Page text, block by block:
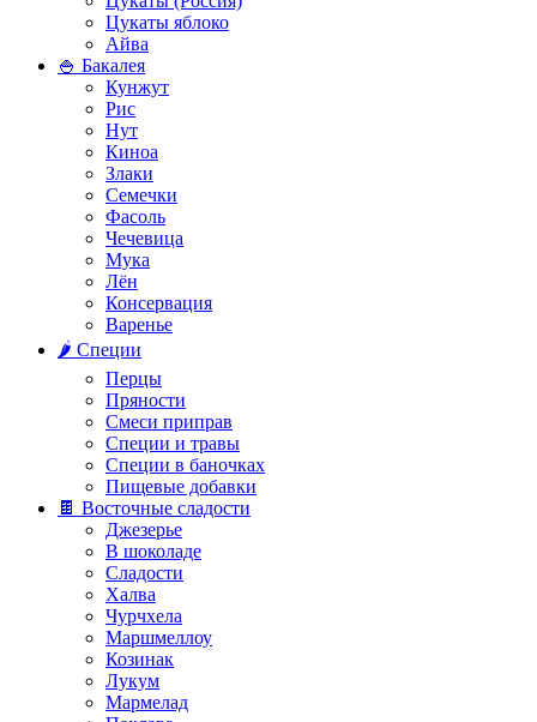
Цукаты яблоко
Айва
🍚 Бакалея
Кунжут
Рис
Нут
Киноа
Злаки
Семечки
Фасоль
Чечевица
Мука
Лён
Консервация
Варенье
🌶️ Специи
Перцы
Пряности
Смеси приправ
Специи и травы
Специи в баночках
Пищевые добавки
🍫 Восточные сладости
Джезерье
В шоколаде
Сладости
Халва
Чурчхела
Маршмеллоу
Козинак
Лукум
Мармелад